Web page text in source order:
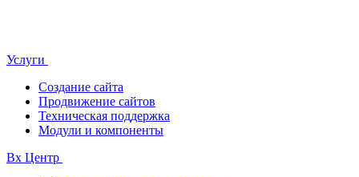
Услуги
Создание сайта
Продвижение сайтов
Техническая поддержка
Модули и компоненты
Bx Центр